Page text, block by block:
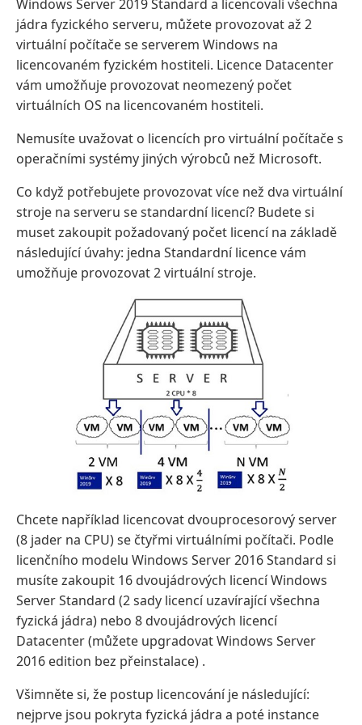
Windows Server 2019 Standard a licencovali všechna
jádra fyzického serveru, můžete provozovat až 2
virtuální počítače se serverem Windows na
licencovaném fyzickém hostiteli. Licence Datacenter
vám umožňuje provozovat neomezený počet
virtuálních OS na licencovaném hostiteli.
Nemusíte uvažovat o licencích pro virtuální počítače s
operačními systémy jiných výrobců než Microsoft.
Co když potřebujete provozovat více než dva virtuální
stroje na serveru se standardní licencí? Budete si
muset zakoupit požadovaný počet licencí na základě
následující úvahy: jedna Standardní licence vám
umožňuje provozovat 2 virtuální stroje.
Chcete například licencovat dvouprocesorový server
(8 jader na CPU) se čtyřmi virtuálními počítači. Podle
licenčního modelu Windows Server 2016 Standard si
musíte zakoupit 16 dvoujádrových licencí Windows
Server Standard (2 sady licencí uzavírající všechna
fyzická jádra) nebo 8 dvoujádrových licencí
Datacenter (můžete upgradovat Windows Server
2016 edition bez přeinstalace) .
Všimněte si, že postup licencování je následující:
nejprve jsou pokryta fyzická jádra a poté instance